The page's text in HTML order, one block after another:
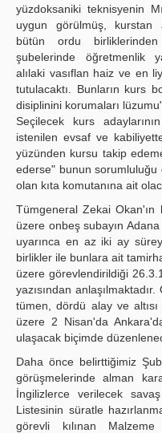
yüzdoksaniki teknisyenin
uygun görülmüş, kurstan
bütün ordu
şubelerinde öğretmenlik
alılaki vasıflan haiz ve en
tutulacaktı. Bunların kurs
disiplinini korumaları
Seçilecek kurs
istenilen evsaf ve
yüzünden kursu takip
ederse" bunun sorumluluğu
olan kıta komutanına ait
Tümgeneral Zekai Okan'ın
üzere onbeş subayın
uyarınca en az iki ay
birlikler ile bunlara ait
üzere görevlendirildiği
yazısından
tümen, dördü alay ve
üzere 2 Nisan'da
ulaşacak biçimde
Daha önce belirttiğimiz
görüşmelerinde alman
İngilizlerce verilecek
Listesinin süratle
görevli kılınan